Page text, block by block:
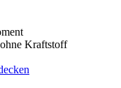
Kraftstoff